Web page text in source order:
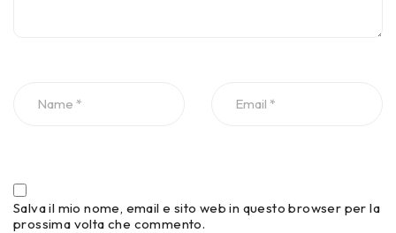
Salva il mio nome, email e sito web in questo browser per la
prossima volta che commento.